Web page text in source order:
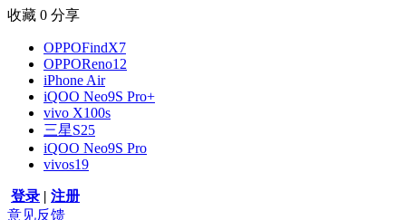
收藏 0 分享
OPPOFindX7
OPPOReno12
iPhone Air
iQOO Neo9S Pro+
vivo X100s
三星S25
iQOO Neo9S Pro
vivos19
登录 | 注册
意见反馈